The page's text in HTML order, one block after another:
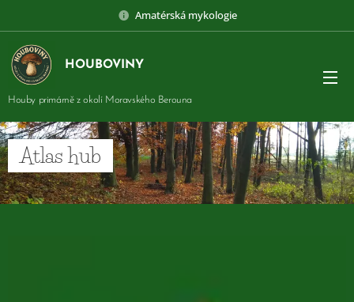
Amatérská mykologie
HOUBOVINY
Houby primárně z okolí Moravského Berouna
Atlas hub